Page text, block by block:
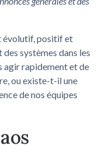
évolutif, positif et
systèmes dans les
agir rapidement et de
ou existe-t-il une
de nos équipes